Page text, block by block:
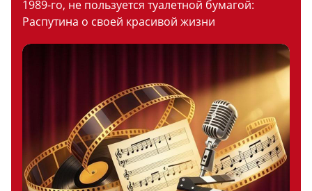
1989-го, не пользуется туалетной бумагой:
Распутина о своей красивой жизни